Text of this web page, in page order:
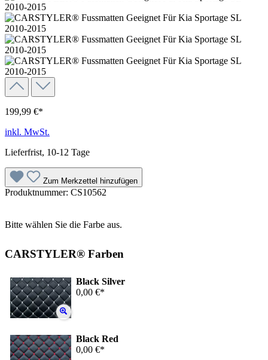
199,99 €*
inkl. MwSt.
Lieferfrist, 10-12 Tage
Zum Merkzettel hinzufügen
Produktnummer: CS10562
Bitte wählen Sie die Farbe aus.
CARSTYLER® Farben
Black Silver
0,00 €*
Black Red
0,00 €*